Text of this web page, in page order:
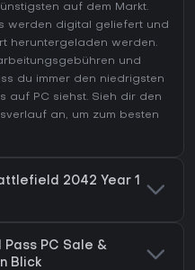
auf dem Markt.
werden digital geliefert und
heruntergeladen werden.
und
du immer den niedrigsten
auf PC siehst. Sieh dir den
an, um zum besten
2042 Year 1
PC Sale &
Blick